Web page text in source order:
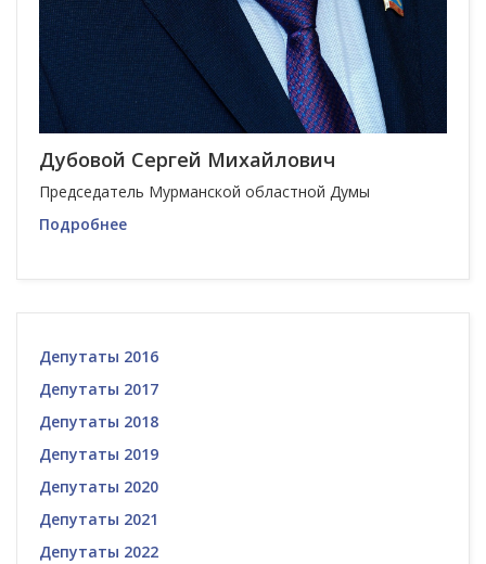
Дубовой Сергей Михайлович
Председатель Мурманской областной Думы
Подробнее
Депутаты 2016
Депутаты 2017
Депутаты 2018
Депутаты 2019
Депутаты 2020
Депутаты 2021
Депутаты 2022